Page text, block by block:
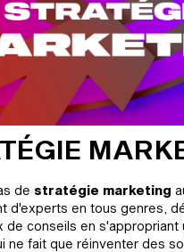
de stratégie marketing
d'experts en tous genres,
de conseils en s'appropriant
ne fait que réinventer des